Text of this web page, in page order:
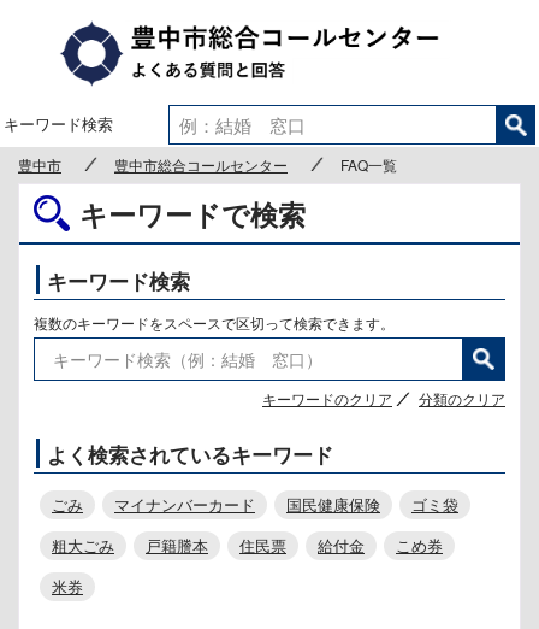
キーワード検索
豊中市 豊中市総合コールセンター FAQ一覧
キーワードで検索
キーワード検索
複数のキーワードをスペースで区切って検索できます。
キーワードのクリア 分類のクリア
よく検索されているキーワード
ごみ マイナンバーカード 国民健康保険
ゴミ袋
粗大ごみ
戸籍謄本 住民票 給付金
こめ券
米券